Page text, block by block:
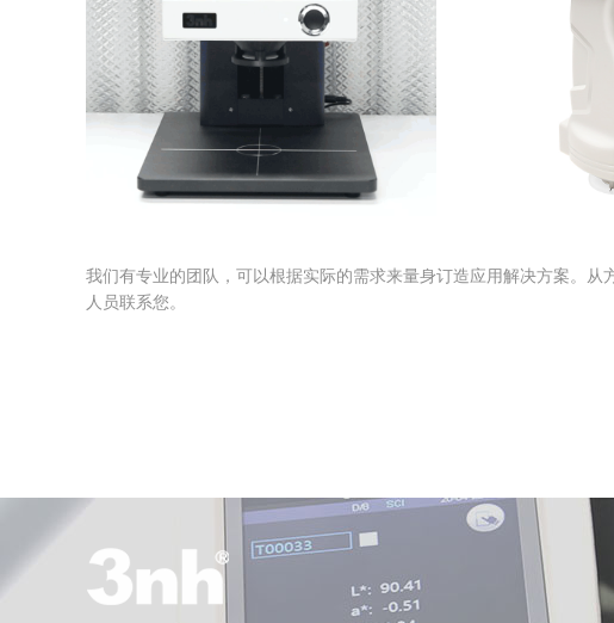
45°/0°非接触式分光测色仪 YL4560 泰双
我们有专业的团队，可以根据实际的需求来量身订造应用解决方案。
人员联系您。